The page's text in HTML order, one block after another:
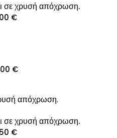
σε χρυσή απόχρωση.
€
€
σε χρυσή απόχρωση.
€